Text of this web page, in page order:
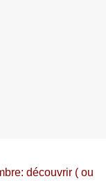
découvrir ( ou